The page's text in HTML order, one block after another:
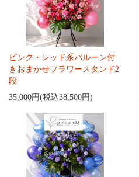
ピンク・レッド系バルーン付
きおまかせフラワースタンド2
段
35,000円(税込38,500円)